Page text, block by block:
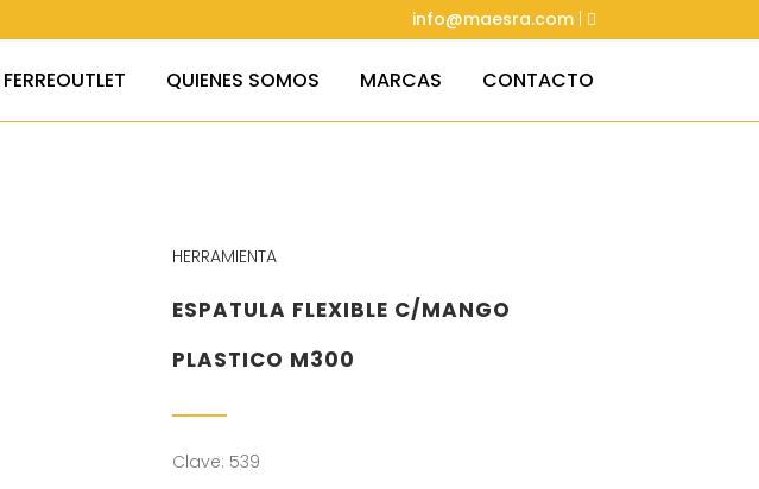
info@maesra.com
FERREOUTLET QUIENES SOMOS MARCAS CONTACTO
HERRAMIENTA
ESPATULA FLEXIBLE C/MANGO
PLASTICO M300
Clave: 539